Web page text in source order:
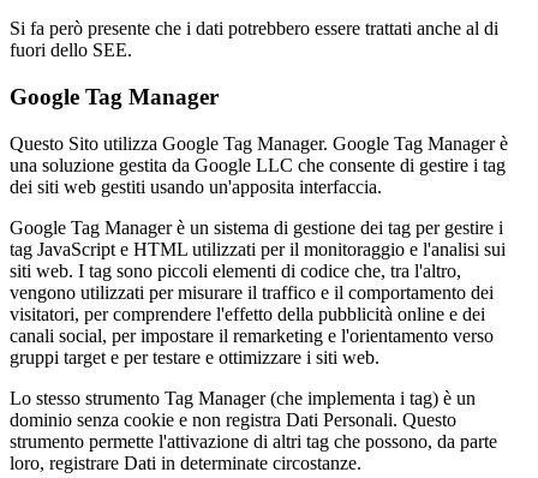
Si fa però presente che i dati potrebbero essere trattati anche al di
fuori dello SEE.
Google Tag Manager
Questo Sito utilizza Google Tag Manager. Google Tag Manager è
una soluzione gestita da Google LLC che consente di gestire i tag
dei siti web gestiti usando un'apposita interfaccia.
Google Tag Manager è un sistema di gestione dei tag per gestire i
tag JavaScript e HTML utilizzati per il monitoraggio e l'analisi sui
siti web. I tag sono piccoli elementi di codice che, tra l'altro,
vengono utilizzati per misurare il traffico e il comportamento dei
visitatori, per comprendere l'effetto della pubblicità online e dei
canali social, per impostare il remarketing e l'orientamento verso
gruppi target e per testare e ottimizzare i siti web.
Lo stesso strumento Tag Manager (che implementa i tag) è un
dominio senza cookie e non registra Dati Personali. Questo
strumento permette l'attivazione di altri tag che possono, da parte
loro, registrare Dati in determinate circostanze.